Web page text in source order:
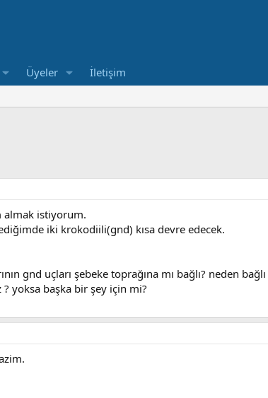
Üyeler İletişim
almak istiyorum.
iki krokodiili(gnd) kısa devre edecek.
gnd uçları şebeke toprağına mı bağlı? neden bağlı
yoksa başka bir şey için mi?